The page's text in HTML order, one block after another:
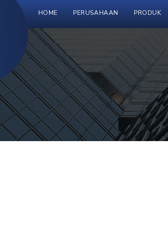
HOME PERUSAHAAN PRODUK